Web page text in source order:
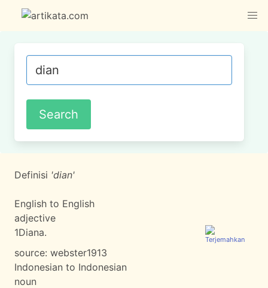
Definisi 'dian'
English to English
adjective
1Diana.
source: webster1913
Indonesian to Indonesian
noun